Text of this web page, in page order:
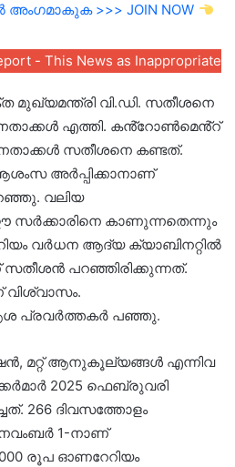
>>> JOIN NOW
- This News as Inappropriate
മുഖ്യമന്ത്രി വി.ഡി. സതീശനെ
എത്തി. കൻ്റോൺമെൻ്റ്
സതീശനെ കണ്ടത്.
അർപ്പിക്കാനാണ്
വലിയ
കാണുന്നതെന്നും
വർധന ആദ്യ ക്യാബിനറ്റിൽ
പറഞ്ഞിരിക്കുന്നത്.
വിശ്വാസം.
പ്രവർത്തകർ പഞ്ഞു.
മറ്റ് ആനുകൂല്യങ്ങൾ എന്നിവ
2025 ഫെബ്രുവരി
266 ദിവസത്തോളം
നവംബർ 1-നാണ്
രൂപ ഓണറേറിയം